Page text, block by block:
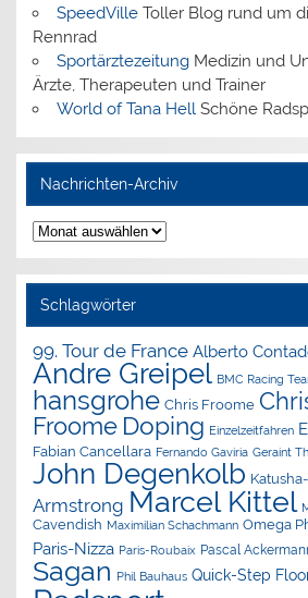
SpeedVilleToller Blog rund um
Rennrad
SportärztezeitungMedizin und
Ärzte, Therapeuten und Trainer
World of Tana HellSchöne
Nachrichten-Archiv
Nachrichten-
Archiv
Schlagwörter
99. Tour de France Alberto
Andre Greipel BMC Racing
hansgrohe Chris Froome
Froome Doping Einzelzeitfahren
Fabian Cancellara Fernando Gaviria Geraint
John Degenkolb
Armstrong Marcel Kittel
Cavendish Maximilian Schachmann Omega
Paris-Nizza Paris-Roubaix Pascal
Sagan Phil Bauhaus Quick-Step